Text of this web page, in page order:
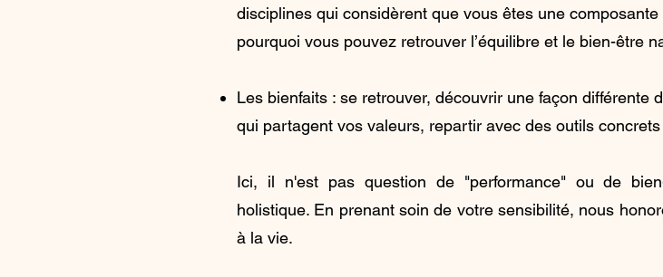
disciplines qui considèrent que vous êtes une
pourquoi vous pouvez retrouver l’équilibre et le bien-être
Les bienfaits : se retrouver, découvrir une façon
qui partagent vos valeurs, repartir avec des outils
Ici, il n'est pas question de "performance" ou de
holistique. En prenant soin de votre sensibilité, nous
à la vie.